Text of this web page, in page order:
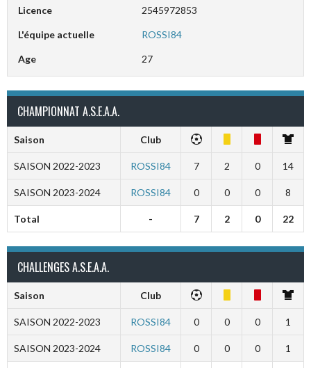
Licence 2545972853
L'équipe actuelle ROSSI84
Age 27
CHAMPIONNAT A.S.E.A.A.
Saison Club
SAISON 2022-2023 ROSSI84 7 2 0 14
SAISON 2023-2024 ROSSI84 0 0 0 8
Total - 7 2 0 22
CHALLENGES A.S.E.A.A.
Saison Club
SAISON 2022-2023 ROSSI84 0 0 0 1
SAISON 2023-2024 ROSSI84 0 0 0 1